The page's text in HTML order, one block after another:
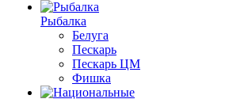
Рыбалка
Белуга
Пескарь
Пескарь ЦМ
Фишка